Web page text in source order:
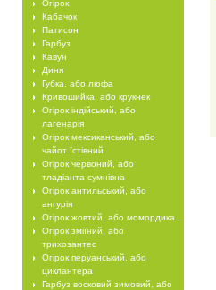
Огірок
Кабачок
Патисон
Гарбуз
Кавун
Диня
Губка, або люфа
Кривошийка, або крукнек
Огірок індійський, або
лагенарія
Огірок мексиканський, або
чайот їстівний
Огірок червоний, або
тладіанта сумнівна
Огірок антильський, або
ангурія
Огірок жовтий, або момордика
Огірок зміїний, або
трихозантес
Огірок перуанський, або
циклантера
Гарбуз восковий зимовий, або